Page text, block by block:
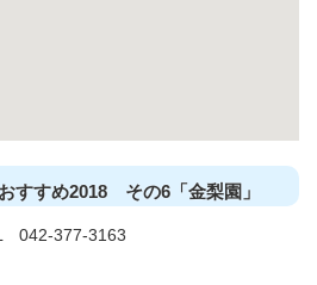
すすめ2018 その6「金梨園」
377-3163